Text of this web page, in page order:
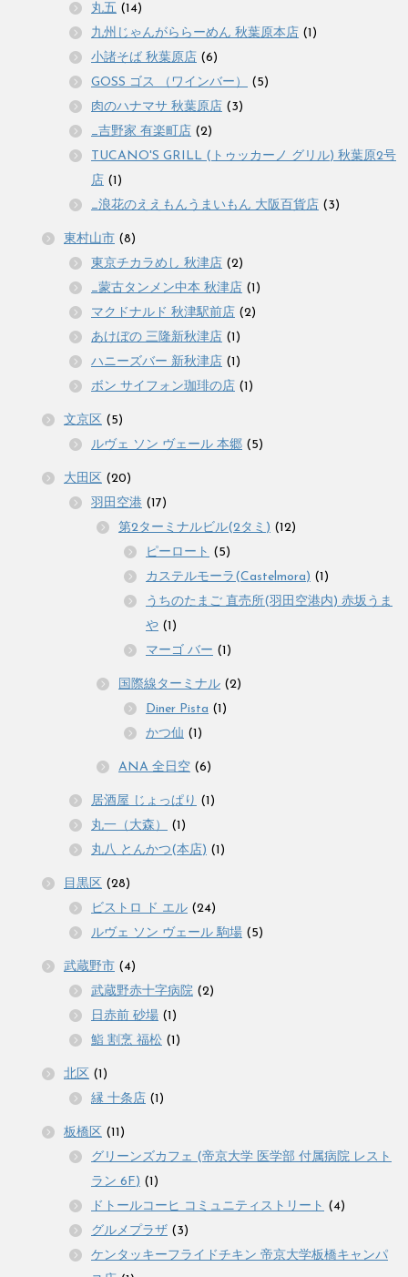
丸五 (14)
九州じゃんがららーめん 秋葉原本店 (1)
小諸そば 秋葉原店 (6)
GOSS ゴス （ワインバー）
(5)
肉のハナマサ 秋葉原店 (3)
_吉野家 有楽町店 (2)
TUCANO'S GRILL (トゥッカーノ グリル) 秋葉原2号
店 (1)
_浪花のええもんうまいもん 大阪百貨店 (3)
東村山市 (8)
東京チカラめし 秋津店 (2)
_蒙古タンメン中本 秋津店 (1)
マクドナルド 秋津駅前店 (2)
あけぼの 三隆新秋津店 (1)
ハニーズバー 新秋津店 (1)
ボン サイフォン珈琲の店 (1)
文京区 (5)
ルヴェ ソン ヴェール 本郷 (5)
大田区 (20)
羽田空港 (17)
第2ターミナルビル(2タミ) (12)
ピーロート (5)
カステルモーラ(Castelmora) (1)
うちのたまご 直売所(羽田空港内) 赤坂うま
や (1)
マーゴ バー (1)
国際線ターミナル (2)
Diner Pista (1)
かつ仙 (1)
ANA 全日空 (6)
居酒屋 じょっぱり (1)
丸一（大森）
(1)
丸八 とんかつ(本店) (1)
目黒区 (28)
ビストロ ド エル (24)
ルヴェ ソン ヴェール 駒場 (5)
武蔵野市 (4)
武蔵野赤十字病院 (2)
日赤前 砂場 (1)
鮨 割烹 福松 (1)
北区 (1)
縁 十条店 (1)
板橋区 (11)
グリーンズカフェ (帝京大学 医学部 付属病院 レスト
ラン 6F) (1)
ドトールコーヒ コミュニティストリート (4)
グルメプラザ (3)
ケンタッキーフライドチキン 帝京大学板橋キャンパ